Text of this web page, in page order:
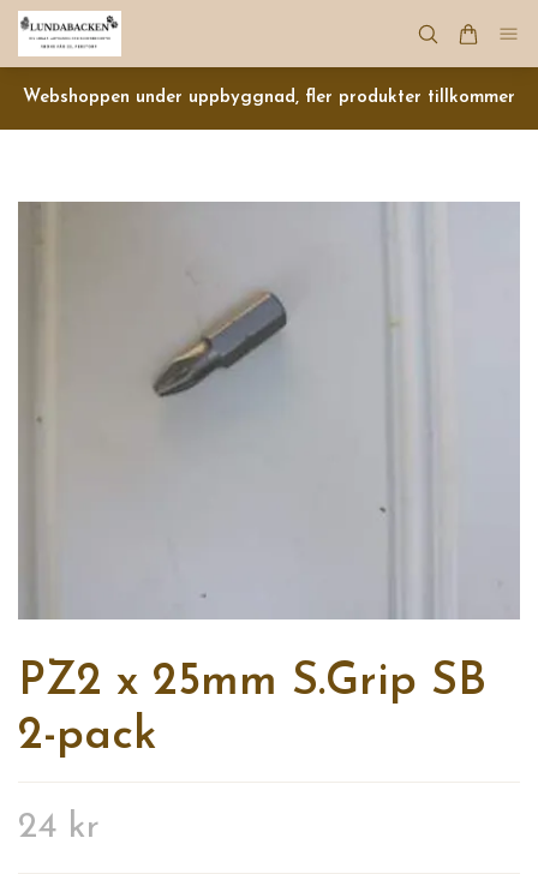
Webshoppen under uppbyggnad, fler produkter tillkommer
PZ2 x 25mm S.Grip SB
2-pack
24 kr